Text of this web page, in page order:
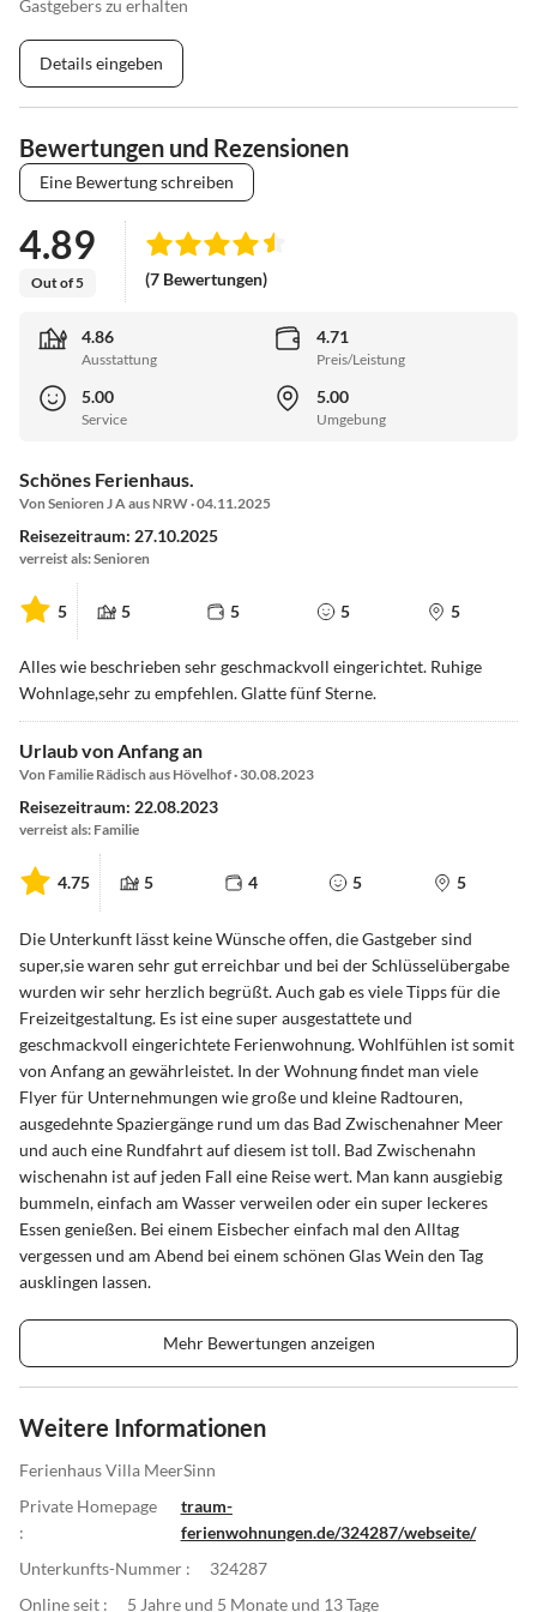
Bahnhof und die Bahnsteige sind alle barrierefrei zugänglich. Vor
dem Bahnhof ist ein Taxi-Stand. Mit dem Taxi sind es nur wenige
Minuten zur Villa MeerSinn.
Gastgebers zu erhalten
Details eingeben
Bewertungen und Rezensionen
Eine Bewertung schreiben
4.89
Out of 5 (7 Bewertungen)
4.86
Ausstattung
4.71
Preis/Leistung
5.00
Service
5.00
Umgebung
Schönes Ferienhaus.
Von Senioren J A aus NRW · 04.11.2025
Reisezeitraum: 27.10.2025
verreist als: Senioren
5 5 5 5 5
Alles wie beschrieben sehr geschmackvoll eingerichtet. Ruhige
Wohnlage,sehr zu empfehlen. Glatte fünf Sterne.
Urlaub von Anfang an
Von Familie Rädisch aus Hövelhof · 30.08.2023
Reisezeitraum: 22.08.2023
verreist als: Familie
4.75 5 4 5 5
Die Unterkunft lässt keine Wünsche offen, die Gastgeber sind
super,sie waren sehr gut erreichbar und bei der Schlüsselübergabe
wurden wir sehr herzlich begrüßt. Auch gab es viele Tipps für die
Freizeitgestaltung. Es ist eine super ausgestattete und
geschmackvoll eingerichtete Ferienwohnung. Wohlfühlen ist somit
von Anfang an gewährleistet. In der Wohnung findet man viele
Flyer für Unternehmungen wie große und kleine Radtouren,
ausgedehnte Spaziergänge rund um das Bad Zwischenahner Meer
und auch eine Rundfahrt auf diesem ist toll. Bad Zwischenahn
wischenahn ist auf jeden Fall eine Reise wert. Man kann ausgiebig
bummeln, einfach am Wasser verweilen oder ein super leckeres
Essen genießen. Bei einem Eisbecher einfach mal den Alltag
vergessen und am Abend bei einem schönen Glas Wein den Tag
ausklingen lassen.
Mehr Bewertungen anzeigen
Weitere Informationen
Ferienhaus Villa MeerSinn
Private Homepage
:
traum-
ferienwohnungen.de/324287/webseite/
Unterkunfts-Nummer :
324287
Online seit :
5 Jahre und 5 Monate und 13 Tage